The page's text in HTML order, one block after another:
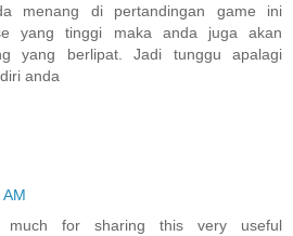
menang di pertandingan game ini
yang tinggi maka anda juga akan
yang berlipat. Jadi tunggu apalagi
anda
much for sharing this very useful